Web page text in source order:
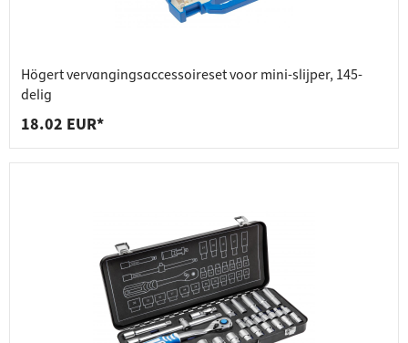
Högert vervangingsaccessoireset voor mini-slijper, 145-
delig
18.02 EUR*